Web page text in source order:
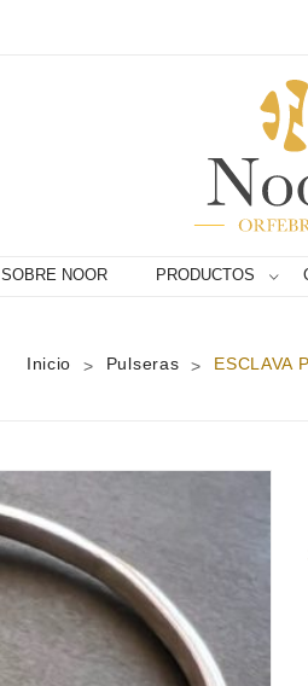
SOBRE NOOR PRODUCTOS
Inicio > Pulseras > ESCLAVA